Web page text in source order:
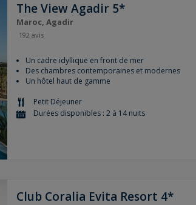
The View Agadir 5*
Maroc, Agadir
192 avis
Un cadre idyllique en front de mer
Des chambres contemporaines et modernes
Un hôtel haut de gamme
Petit Déjeuner
Durées disponibles : 2 à 14 nuits
Club Coralia Evita Resort 4*